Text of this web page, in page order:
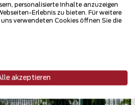
personalisierte Inhalte anzuzeigen
Erlebnis zu bieten. Für weitere
verwendeten Cookies öffnen Sie die
akzeptieren